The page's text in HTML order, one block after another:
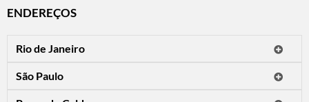
ENDEREÇOS
Rio de Janeiro
Horário de visitação: a programação do IMS no Rio de Janeiro será
apresentada em instituições culturais parceiras.
São Paulo